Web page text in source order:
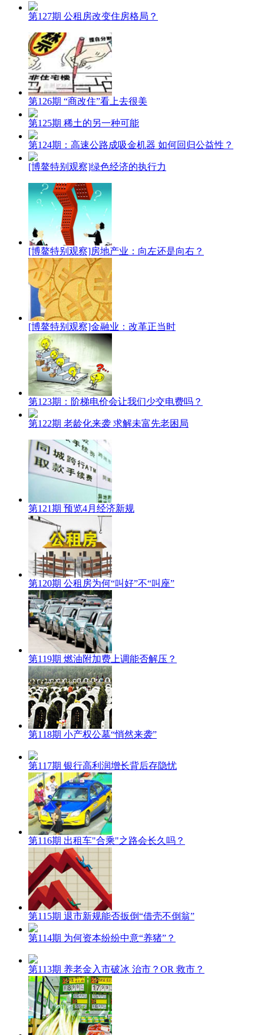
第127期 公租房改变住房格局？
第126期 “商改住”看上去很美
第125期 稀土的另一种可能
第124期：高速公路成吸金机器 如何回归公益性？
[博鳌特别观察]绿色经济的执行力
[博鳌特别观察]房地产业：向左还是向右？
[博鳌特别观察]金融业：改革正当时
第123期：阶梯电价会让我们少交电费吗？
第122期 老龄化来袭 求解未富先老困局
第121期 预览4月经济新规
第120期 公租房为何“叫好”不“叫座”
第119期 燃油附加费上调能否解压？
第118期 小产权公墓“悄然来袭”
第117期 银行高利润增长背后存隐忧
第116期 出租车"合乘"之路会长久吗？
第115期 退市新规能否扳倒“借壳不倒翁”
第114期 为何资本纷纷中意“养猪”？
第113期 养老金入市破冰 治市？OR 救市？